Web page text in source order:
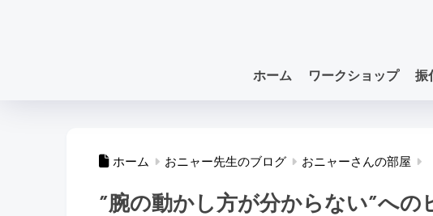
ホーム ワークショップ 振
ホーム おニャー先生のブログ おニャーさんの部屋
”腕の動かし方が分からない”への